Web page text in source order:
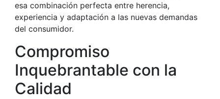
esa combinación perfecta entre herencia,
experiencia y adaptación a las nuevas demandas
del consumidor.
Compromiso
Inquebrantable con la
Calidad